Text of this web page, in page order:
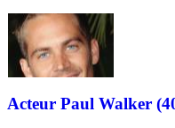
Acteur Paul Walker